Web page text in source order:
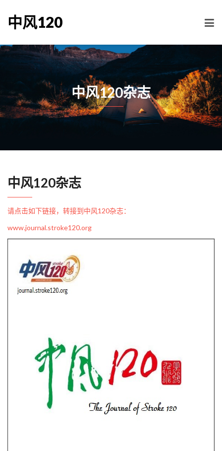
中风120
中风120杂志
中风120杂志
请点击如下链接，转接到中风120杂志：
www.journal.stroke120.org